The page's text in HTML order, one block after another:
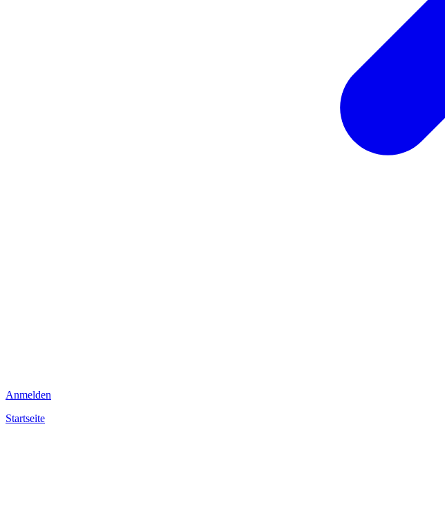
Anmelden
Startseite